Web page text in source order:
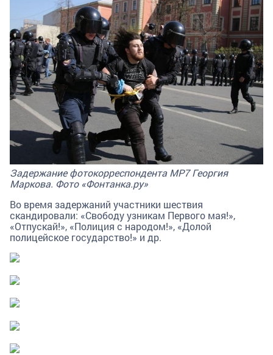
Задержание фотокорреспондента МР7 Георгия
Маркова. Фото «Фонтанка.ру»
Во время задержаний участники шествия
скандировали: «Свободу узникам Первого мая!»,
«Отпускай!», «Полиция с народом!», «Долой
полицейское государство!» и др.